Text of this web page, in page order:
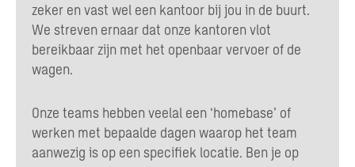
zeker en vast wel een kantoor bij jou in de buurt.
We streven ernaar dat onze kantoren vlot
bereikbaar zijn met het openbaar vervoer of de
wagen.
Onze teams hebben veelal een ‘homebase’ of
werken met bepaalde dagen waarop het team
aanwezig is op een specifiek locatie. Ben je op